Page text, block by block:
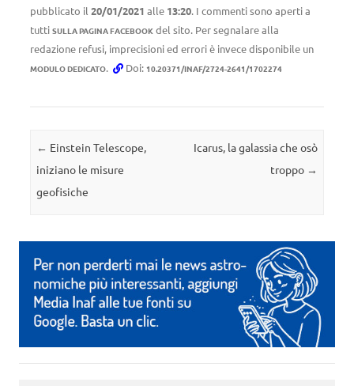
pubblicato il 20/01/2021 alle 13:20. I commenti sono aperti a
tutti SULLA PAGINA FACEBOOK del sito. Per segnalare alla
redazione refusi, imprecisioni ed errori è invece disponibile un
MODULO DEDICATO. Doi: 10.20371/INAF/2724-2641/1702274
Navigazione articolo
← Einstein Telescope,
iniziano le misure
geofisiche
Icarus, la galassia che osò
troppo →